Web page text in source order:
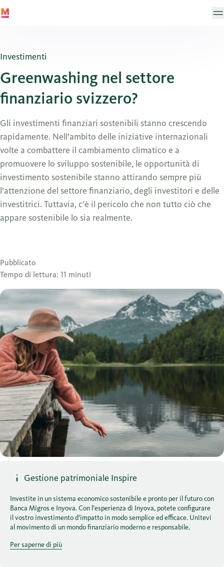
Investimenti
Greenwashing nel settore
finanziario svizzero?
Gli investimenti finanziari sostenibili stanno crescendo
rapidamente. Nell’ambito delle iniziative internazionali
volte a combattere il cambiamento climatico e a
promuovere lo sviluppo sostenibile, le opportunità di
investimento sostenibile stanno attirando sempre più
l’attenzione del settore finanziario, degli investitori e delle
investitrici. Tuttavia, c’è il pericolo che non tutto ciò che
appare sostenibile lo sia realmente.
Pubblicato
Tempo di lettura: 11 minuti
Gestione patrimoniale Inspire
Investite in un sistema economico sostenibile e pronto per il futuro con
Banca Migros e Inyova. Con l’esperienza di Inyova, potete configurare
il vostro investimento d’impatto in modo semplice ed efficace. Unitevi
al movimento di un mondo finanziario moderno e responsabile.
Per saperne di più